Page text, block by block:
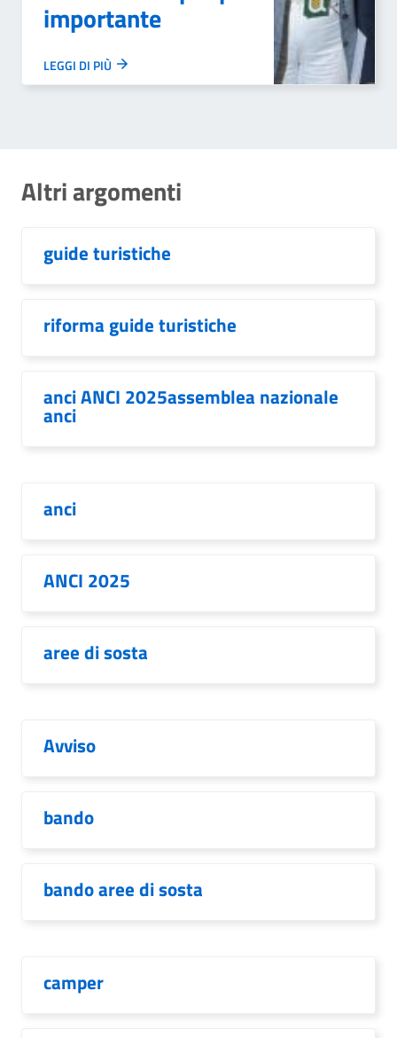
importante
LEGGI DI PIÙ
Altri argomenti
guide turistiche
riforma guide turistiche
anci ANCI 2025assemblea nazionale
anci
anci
ANCI 2025
aree di sosta
Avviso
bando
bando aree di sosta
camper